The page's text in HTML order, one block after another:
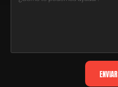
ENVIAR